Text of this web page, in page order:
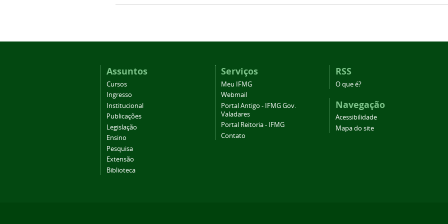
Assuntos
Cursos
Ingresso
Institucional
Publicações
Legislação
Ensino
Pesquisa
Extensão
Biblioteca
Serviços
Meu IFMG
Webmail
Portal Antigo - IFMG Gov.
Valadares
Portal Reitoria - IFMG
Contato
RSS
O que é?
Navegação
Acessibilidade
Mapa do site